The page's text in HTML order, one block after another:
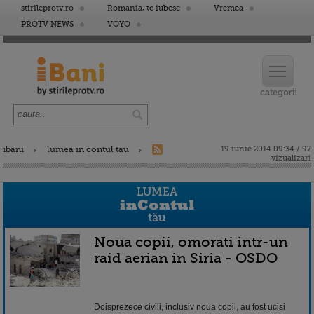
stirileprotv.ro Romania, te iubesc
Vremea
PROTV NEWS
VOYO
ibani lumea in contul tau
19 iunie 2014 09:34 / 97
vizualizari
Noua copii, omorati intr-un
raid aerian in Siria - OSDO
Doisprezece civili, inclusiv noua copii, au fost ucisi